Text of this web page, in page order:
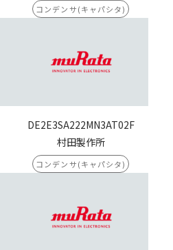
コンデンサ(キャパシタ)
DE2E3SA222MN3AT02F
村田製作所
コンデンサ(キャパシタ)